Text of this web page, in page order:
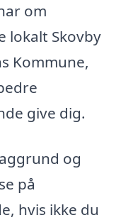
om
lokalt Skovby
Kommune,
give dig.
og
på
hvis ikke du